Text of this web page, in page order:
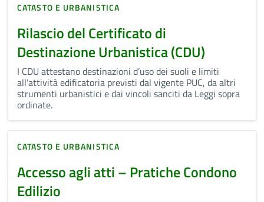
CATASTO E URBANISTICA
Rilascio del Certificato di
Destinazione Urbanistica (CDU)
I CDU attestano destinazioni d’uso dei suoli e limiti
all’attività edificatoria previsti dal vigente PUC, da altri
strumenti urbanistici e dai vincoli sanciti da Leggi sopra
ordinate.
CATASTO E URBANISTICA
Accesso agli atti – Pratiche Condono
Edilizio